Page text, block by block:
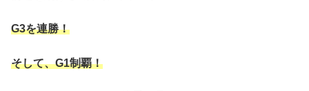
G3を連勝！
そして、G1制覇！